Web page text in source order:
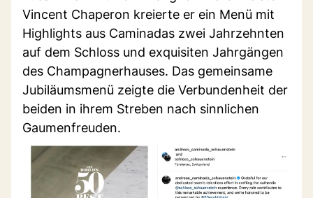
Vincent Chaperon kreierte er ein Menü mit
Highlights aus Caminadas zwei Jahrzehnten
auf dem Schloss und exquisiten Jahrgängen
des Champagnerhauses. Das gemeinsame
Jubiläumsmenü zeigte die Verbundenheit der
beiden in ihrem Streben nach sinnlichen
Gaumenfreuden.